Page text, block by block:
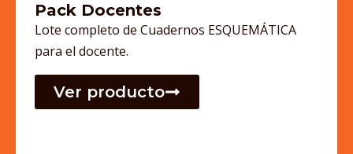
Pack Docentes
Lote completo de Cuadernos ESQUEMÁTICA
para el docente.
Ver producto